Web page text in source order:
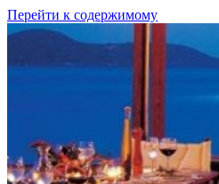
Перейти к содержимому